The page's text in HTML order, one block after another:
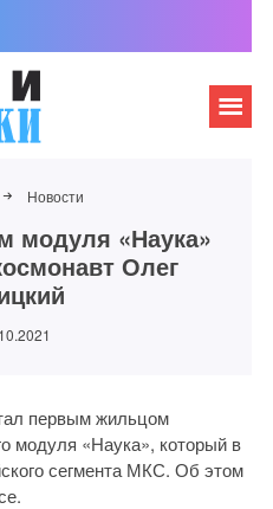
Новости
модуля «Наука»
Олег
первым жильцом
модуля «Наука», который в
сегмента МКС. Об этом